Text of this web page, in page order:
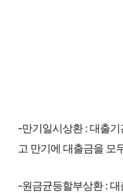
-만기일시상환 : 대출
고 만기에 대출금을 모
-원금균등할부상환 :